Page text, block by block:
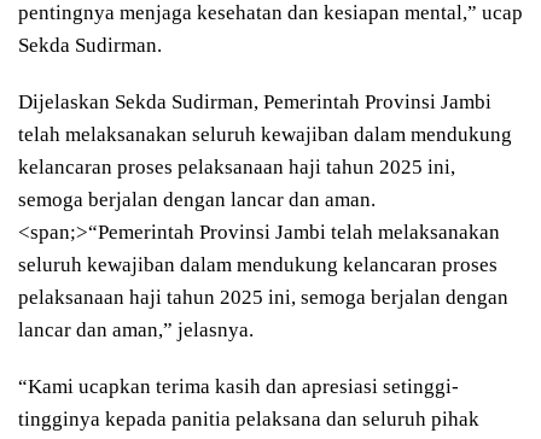
pentingnya menjaga kesehatan dan kesiapan mental,” ucap
Sekda Sudirman.
Dijelaskan Sekda Sudirman, Pemerintah Provinsi Jambi
telah melaksanakan seluruh kewajiban dalam mendukung
kelancaran proses pelaksanaan haji tahun 2025 ini,
semoga berjalan dengan lancar dan aman.
<span;>“Pemerintah Provinsi Jambi telah melaksanakan
seluruh kewajiban dalam mendukung kelancaran proses
pelaksanaan haji tahun 2025 ini, semoga berjalan dengan
lancar dan aman,” jelasnya.
“Kami ucapkan terima kasih dan apresiasi setinggi-
tingginya kepada panitia pelaksana dan seluruh pihak